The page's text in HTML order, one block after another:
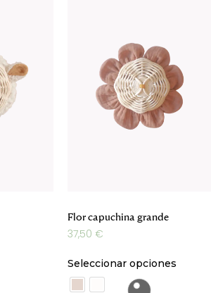
Flor capuchina grande
37,50 €
Seleccionar opciones